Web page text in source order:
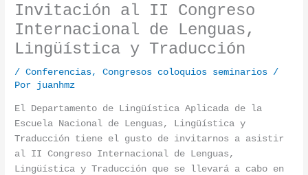
Invitación al II Congreso
Internacional de Lenguas,
Lingüística y Traducción
/Conferencias,Congresos coloquios seminarios /
Por juanhmz
El Departamento de Lingüística Aplicada de la
Escuela Nacional de Lenguas, Lingüística y
Traducción tiene el gusto de invitarnos a asistir
al II Congreso Internacional de Lenguas,
Lingüística y Traducción que se llevará a cabo en